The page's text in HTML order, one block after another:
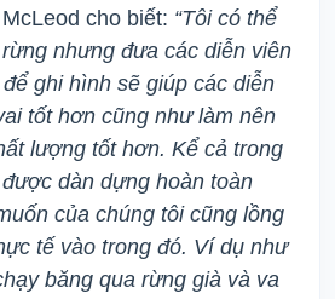
cho biết: “Tôi có thể
nhưng đưa các diễn viên
ghi hình sẽ giúp các diễn
tốt hơn cũng như làm nên
lượng tốt hơn. Kể cả trong
dàn dựng hoàn toàn
của chúng tôi cũng lồng
tế vào trong đó. Ví dụ như
băng qua rừng già và va